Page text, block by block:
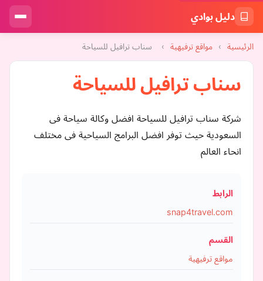
دليل بوادي
الرئيسية › مواقع ترفيهية › سناب ترافيل للسياحة
سناب ترافيل للسياحة
شركة سناب ترافيل للسياحة افضل وكالة سياحة فى
السعودية حيث توفر افضل البرامج السياحية فى مختلف
انحاء العالم
الرابط
snap4travel.com
القسم
مواقع ترفيهية